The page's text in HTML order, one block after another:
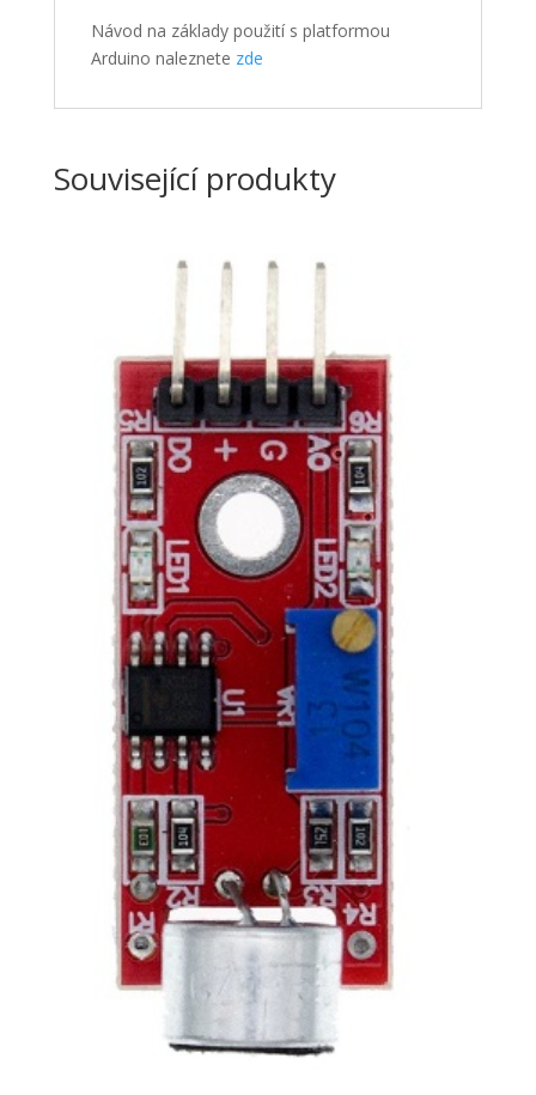
Návod na základy použití s platformou
Arduino naleznete zde
Související produkty